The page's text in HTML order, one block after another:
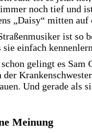
noch tief und
„Daisy“ mitten
ist so
sie einfach
gelingt es Sam
der
Und gerade als
Meinung